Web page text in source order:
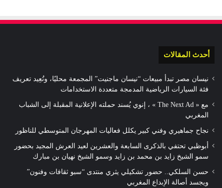
أحدث المقالات
نيسان مصر تبدأ مبيعات “نيسان ماجنيت” المجمعة محليًا، وتُعِيد تعريف
فئة السيارات الرياضية المدمجة متعددة الاستخدامات
مع « The Next Ad » ، إنوي يُسند حملته الإعلانية المقبلة إلى الشباب
المغربي
نجاح جماهيري وفني كبير يكلل فعاليات المهرجان المتوسطي للناظور
أبوظبي تحتفي بالذكرى السابعة والعشرين لعيد العرش المجيد بحضور
سمو الشيخ زايد بن محمد بن زايد وسمو الشيخ نهيان بن مبارك
حسن السلكي.. حضور تشكيلي يثري منتدى “سبو ثقافات وفنون”
ويجسد أصالة الإبداع المغربي